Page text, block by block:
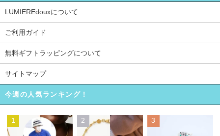
LUMIEREdouxについて
ご利用ガイド
無料ギフトラッピングについて
サイトマップ
今週の人気ランキング！
1 2 3